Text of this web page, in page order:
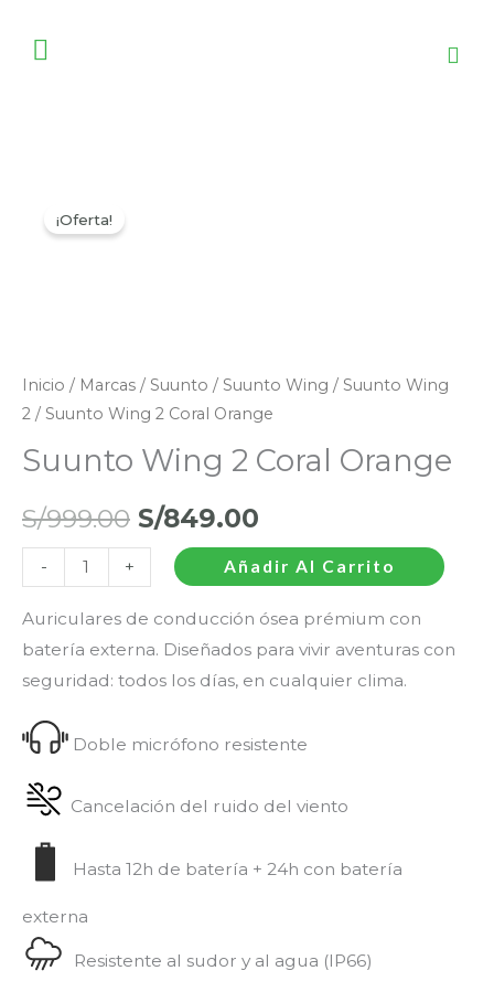
¡Oferta!
Inicio / Marcas / Suunto / Suunto Wing / Suunto Wing
2 / Suunto Wing 2 Coral Orange
Suunto Wing 2 Coral Orange
S/999.00
S/999.00.
S/849.00
S/849.00.
-
Wing
+ Añadir Al Carrito
Auriculares de conducción ósea prémium con
batería externa. Diseñados para vivir aventuras con
seguridad: todos los días, en cualquier clima.
Doble micrófono resistente
Cancelación del ruido del viento
Hasta 12h de batería + 24h con batería
externa
Resistente al sudor y al agua (IP66)